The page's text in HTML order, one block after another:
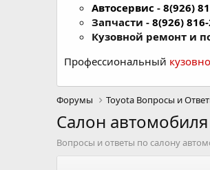
Автосервис - 8(926)
Запчасти - 8(926)
Кузовной ремонт и
Профессиональный
Форумы Toyota Вопросы и
Салон
Вопросы и ответы по салону